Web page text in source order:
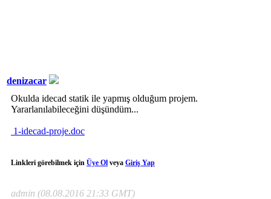
denizacar
Okulda idecad statik ile yapmış olduğum projem.
Yararlanılabileceğini düşündüm...
1-idecad-proje.doc
Linkleri görebilmek için Üye Ol veya Giriş Yap
admin (08.08.2016 21:33 GMT)